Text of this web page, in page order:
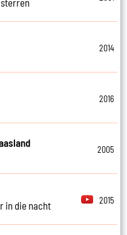
2014
2016
2005
in die nacht
2015